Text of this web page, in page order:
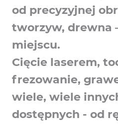
od precyzyjnej
tworzyw, drewna
miejscu.
Cięcie laserem,
frezowanie,
wiele, wiele
dostępnych - od